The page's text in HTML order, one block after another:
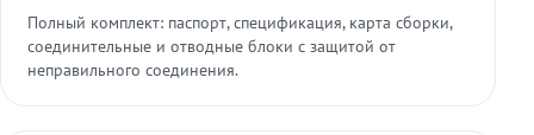
Полный комплект: паспорт, спецификация, карта сборки,
соединительные и отводные блоки с защитой от
неправильного соединения.